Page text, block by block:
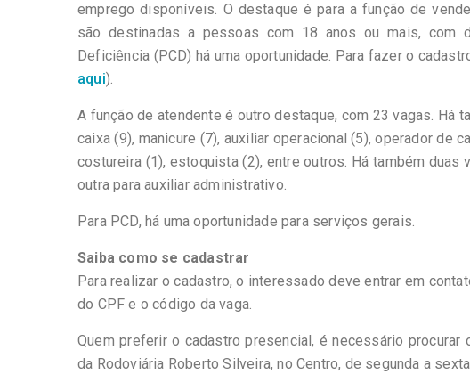
emprego disponíveis. O destaque é para a função de
são destinadas a pessoas com 18 anos ou mais, com
Deficiência (PCD) há uma oportunidade. Para fazer o
aqui).
A função de atendente é outro destaque, com 23 vagas. Há
caixa (9), manicure (7), auxiliar operacional (5), operador de
costureira (1), estoquista (2), entre outros. Há também duas
outra para auxiliar administrativo.
Para PCD, há uma oportunidade para serviços gerais.
Saiba como se cadastrar
Para realizar o cadastro, o interessado deve entrar em
do CPF e o código da vaga.
Quem preferir o cadastro presencial, é necessário
da Rodoviária Roberto Silveira, no Centro, de segunda a